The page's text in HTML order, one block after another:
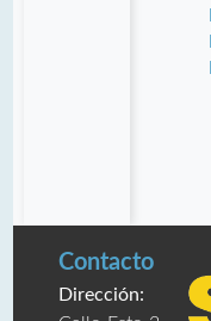
Contacto
Dirección: